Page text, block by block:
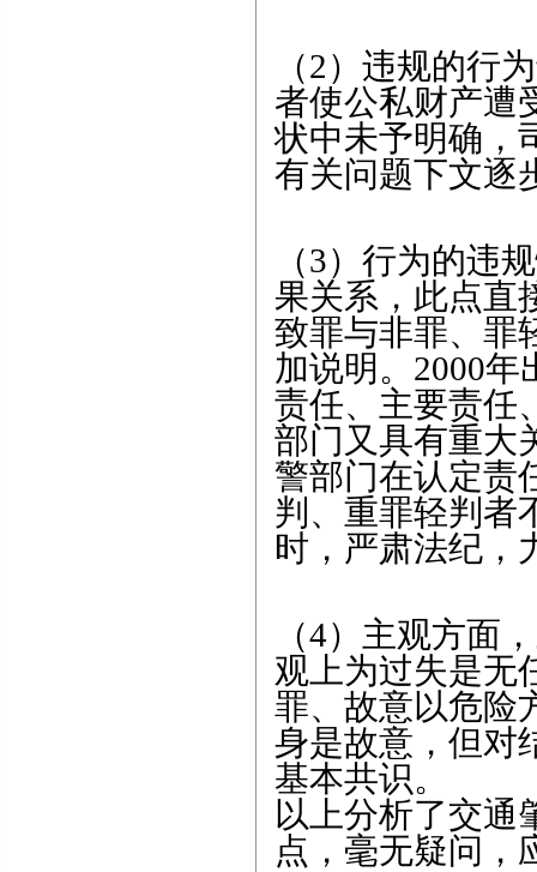
（2）违规的行
者使公私财产遭
状中未予明确，
有关问题下文逐
（3）行为的违
果关系，此点直
致罪与非罪、罪
加说明。2000
责任、主要责任
部门又具有重大
警部门在认定责
判、重罪轻判者
时，严肃法纪，
（4）主观方面
观上为过失是无
罪、故意以危险
身是故意，但对
基本共识。
以上分析了交通
点，毫无疑问，